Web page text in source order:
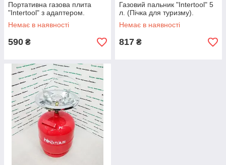
Портативна газова плита
"Intertool" з адаптером.
Немає в наявності
590 ₴
Газовий пальник "Intertool" 5
л. (Пічка для туризму).
Немає в наявності
817 ₴